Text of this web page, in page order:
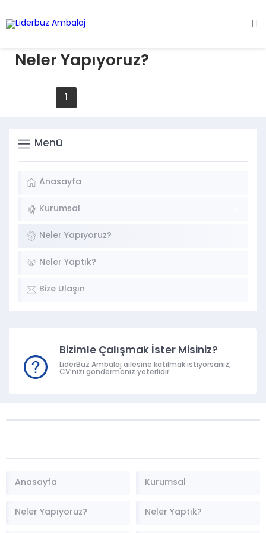
Neler Yapıyoruz?
1
Menü
Anasayfa
Kurumsal
Neler Yapıyoruz?
Neler Yaptık?
Bize Ulaşın
Bizimle Çalışmak İster Misiniz?
LiderBuz Ambalaj ailesine katılmak istiyorsanız,
CV’nizi göndermeniz yeterlidir.
Anasayfa Kurumsal
Neler Yapıyoruz? Neler Yaptık?